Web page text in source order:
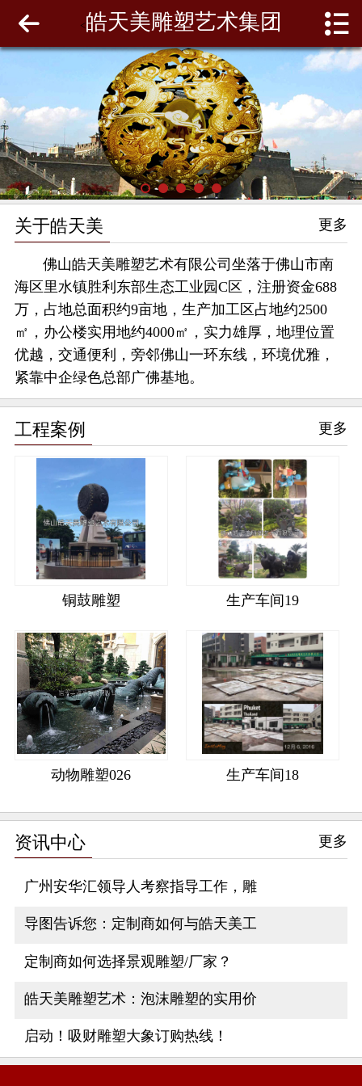
网站首页
最新动态
工程案例
雕塑泥模
<皓天美雕塑艺术集团
关于皓天美 更多
佛山皓天美雕塑艺术有限公司坐落于佛山市南
海区里水镇胜利东部生态工业园C区，注册资金688
万，占地总面积约9亩地，生产加工区占地约2500
㎡，办公楼实用地约4000㎡，实力雄厚，地理位置
优越，交通便利，旁邻佛山一环东线，环境优雅，
紧靠中企绿色总部广佛基地。
工程案例 更多
铜鼓雕塑 生产车间19
动物雕塑026 生产车间18
资讯中心 更多
广州安华汇领导人考察指导工作，雕
导图告诉您：定制商如何与皓天美工
定制商如何选择景观雕塑/厂家？
皓天美雕塑艺术：泡沫雕塑的实用价
启动！吸财雕塑大象订购热线！